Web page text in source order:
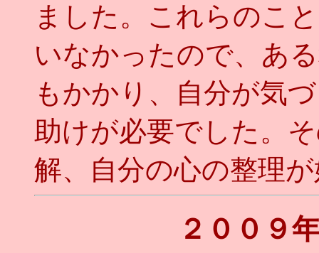
ました。これらのこ
いなかったので、あ
もかかり、自分が気
助けが必要でした。
解、自分の心の整理
２００